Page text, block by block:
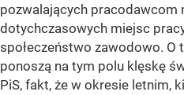
pozwalających pracodawcom
dotychczasowych miejsc
społeczeństwo zawodowo. O
ponoszą na tym polu klęskę
PiS, fakt, że w okresie letnim,